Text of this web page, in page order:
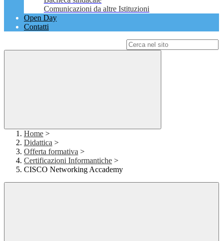
Comunicazioni da altre Istituzioni
Open Day
Contatti
Home >
Didattica >
Offerta formativa >
Certificazioni Informantiche >
CISCO Networking Accademy